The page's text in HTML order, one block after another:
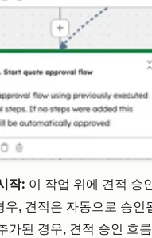
작: 이 작업 위에 견적 승
우, 견적은 자동으로 승인
가된 경우, 견적 승인 흐